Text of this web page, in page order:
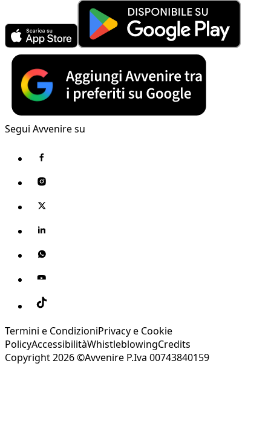
Segui Avvenire su
Termini e CondizioniPrivacy e Cookie
PolicyAccessibilitàWhistleblowingCredits
Copyright 2026 ©Avvenire P.Iva 00743840159